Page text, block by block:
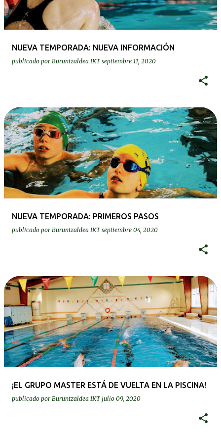
NUEVA TEMPORADA: NUEVA INFORMACIÓN
publicado por Buruntzaldea IKT septiembre 11, 2020
NUEVA TEMPORADA: PRIMEROS PASOS
publicado por Buruntzaldea IKT septiembre 04, 2020
¡EL GRUPO MASTER ESTÁ DE VUELTA EN LA PISCINA!
publicado por Buruntzaldea IKT julio 09, 2020